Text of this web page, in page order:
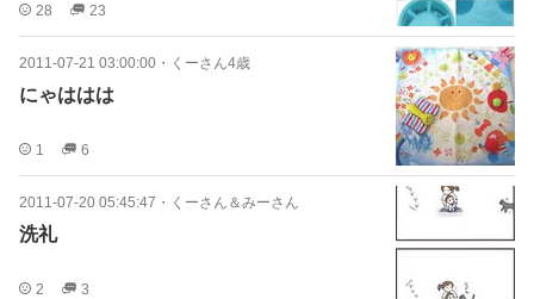
28 23
2011-07-21 03:00:00 ・ くーさん4歳
にゃははは
1 6
2011-07-20 05:45:47 ・ くーさん＆みーさん
洗礼
2 3